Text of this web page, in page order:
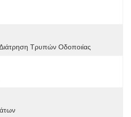
Τρυπών Οδοποιίας